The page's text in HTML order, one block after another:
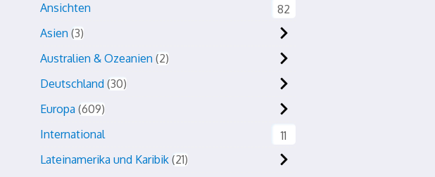
Ansichten
82
Asien 3
Australien & Ozeanien 2
Deutschland 30
Europa 609
International
11
Lateinamerika und Karibik 21